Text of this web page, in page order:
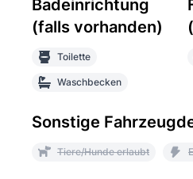
Badeinrichtung
(falls vorhanden)
Toilette
Waschbecken
Sonstige
Tiere/Hunde erlaubt